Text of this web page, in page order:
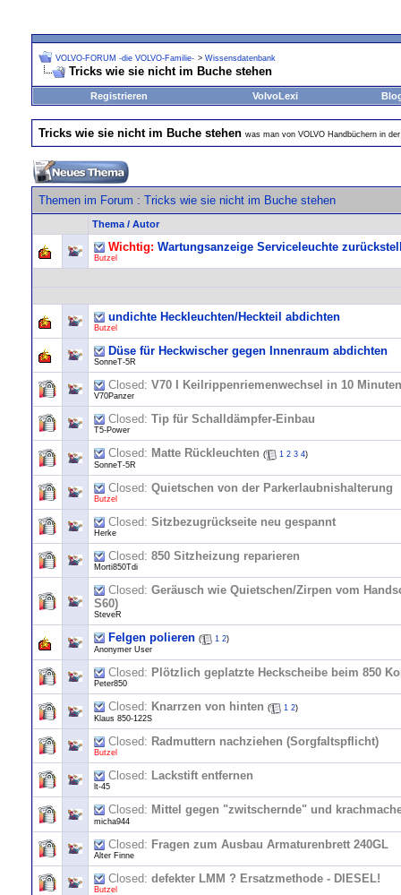
VOLVO-FORUM -die VOLVO-Familie- > Wissensdatenbank
Tricks wie sie nicht im Buche stehen
Registrieren VolvoLexi
Tricks wie sie nicht im Buche stehen was man von VOLVO Handbüchern in
Themen im Forum : Tricks wie sie nicht im Buche stehen
Thema / Autor
Wichtig: Wartungsanzeige Serviceleuchte
Butzel
undichte Heckleuchten/Heckteil abdichten
Butzel
Düse für Heckwischer gegen Innenraum abdichten
SonneT-5R
Closed: V70 I Keilrippenriemenwechsel in 10 Minuten
V70Panzer
Closed: Tip für Schalldämpfer-Einbau
T5-Power
Closed: Matte Rückleuchten ( 1 2 3 4)
SonneT-5R
Closed: Quietschen von der Parkerlaubnishalterung
Butzel
Closed: Sitzbezugrückseite neu gespannt
Herke
Closed: 850 Sitzheizung reparieren
Morti850Tdi
Closed: Geräusch wie Quietschen/Zirpen vom
S60)
SteveR
Felgen polieren ( 1 2)
Anonymer User
Closed: Plötzlich geplatzte Heckscheibe beim 850
Peter850
Closed: Knarrzen von hinten ( 1 2)
Klaus 850-122S
Closed: Radmuttern nachziehen (Sorgfaltspflicht)
Butzel
Closed: Lackstift entfernen
lt-45
Closed: Mittel gegen "zwitschernde" und
micha944
Closed: Fragen zum Ausbau Armaturenbrett 240GL
Alter Finne
Closed: defekter LMM ? Ersatzmethode - DIESEL!
Butzel